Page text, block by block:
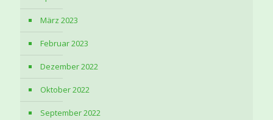
März 2023
Februar 2023
Dezember 2022
Oktober 2022
September 2022